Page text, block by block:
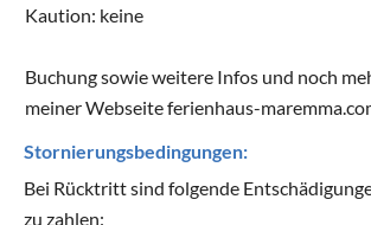
Kaution: keine
Buchung sowie weitere Infos und noch
meiner Webseite ferienhaus-
Stornierungsbedingungen:
Bei Rücktritt sind folgende
zu zahlen: